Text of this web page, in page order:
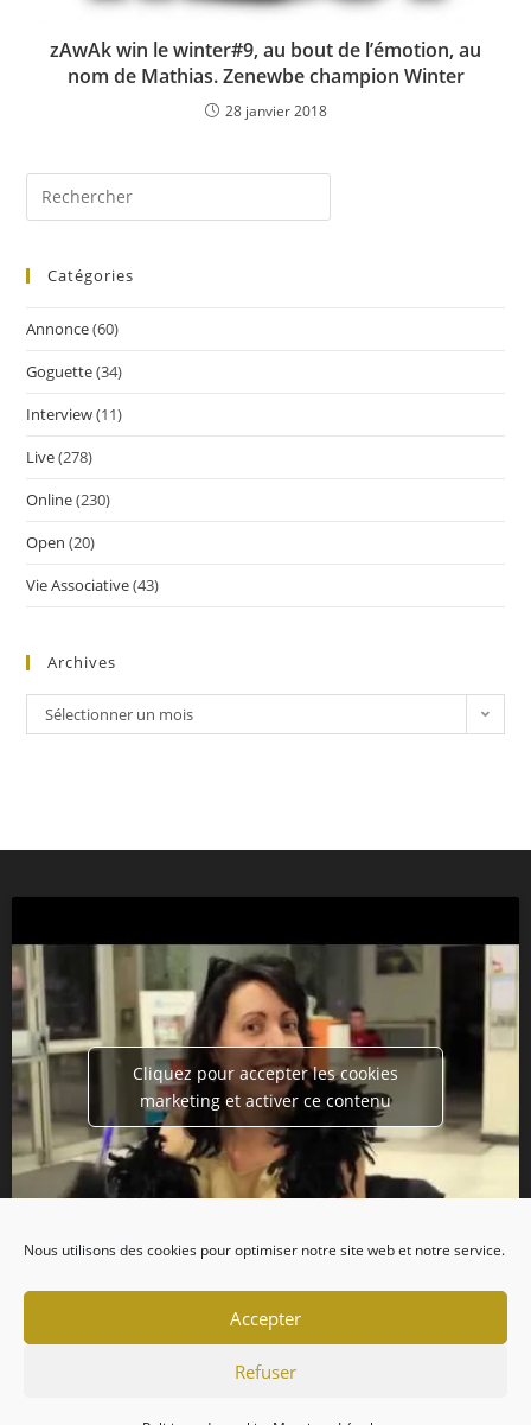
Nous utilisons des cookies pour optimiser notre site web et notre service.
Accepter
Refuser
zAwAk win le winter#9, au bout de l’émotion, au
nom de Mathias. Zenewbe champion Winter
28 janvier 2018
Catégories
Annonce(60)
Goguette(34)
Interview(11)
Live(278)
Online(230)
Open (20)
Vie Associative(43)
Archives
Sélectionner un mois
Cliquez pour accepter les cookies
marketing et activer ce contenu